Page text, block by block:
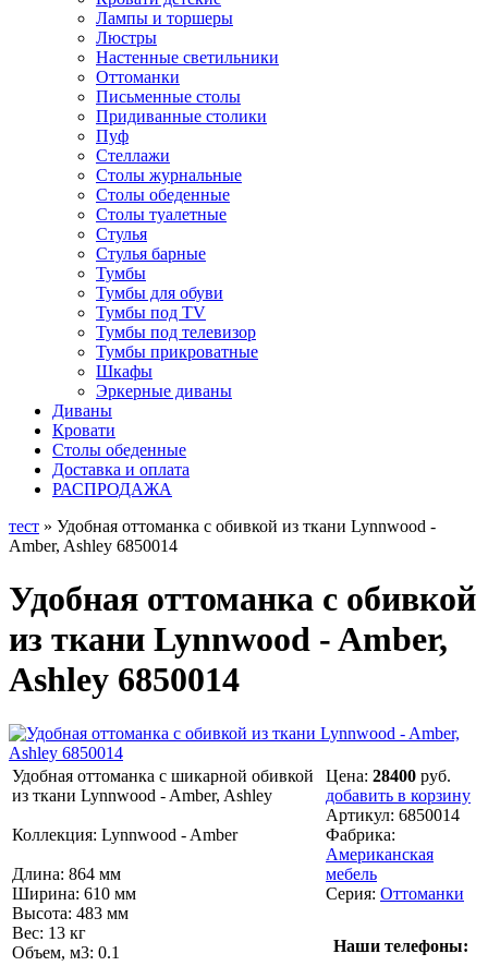
Лампы и торшеры
Люстры
Настенные светильники
Оттоманки
Письменные столы
Придиванные столики
Пуф
Стеллажи
Столы журнальные
Столы обеденные
Столы туалетные
Стулья
Стулья барные
Тумбы
Тумбы для обуви
Тумбы под TV
Тумбы под телевизор
Тумбы прикроватные
Шкафы
Эркерные диваны
Диваны
Кровати
Столы обеденные
Доставка и оплата
РАСПРОДАЖА
тест » Удобная оттоманка с обивкой из ткани Lynnwood -
Amber, Ashley 6850014
Удобная оттоманка с обивкой
из ткани Lynnwood - Amber,
Ashley 6850014
Удобная оттоманка с шикарной обивкой
из ткани Lynnwood - Amber, Ashley
Коллекция: Lynnwood - Amber
Длина: 864 мм
Ширина: 610 мм
Высота: 483 мм
Вес: 13 кг
Объем, м3: 0.1
Цена: 28400 руб.
добавить в корзину
Артикул: 6850014
Фабрика:
Американская
мебель
Серия: Оттоманки
Наши телефоны: